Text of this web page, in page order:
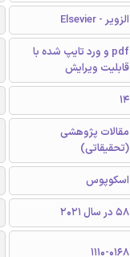
الزویر - Elsevier
pdf و ورد تایپ شده با
قابلیت ویرایش
14
مقالات پژوهشی
(تحقیقاتی)
اسکوپوس
58 در سال 2021
1110-0168